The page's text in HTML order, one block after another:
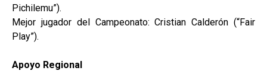
Pichilemu”).
Mejor jugador del Campeonato: Cristian Calderón (“Fair
Play”).
Apoyo Regional